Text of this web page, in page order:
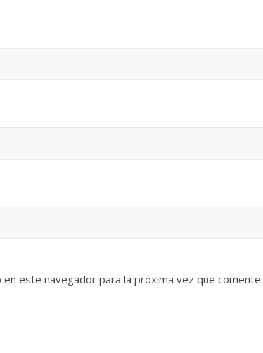
este navegador para la próxima vez que comente.